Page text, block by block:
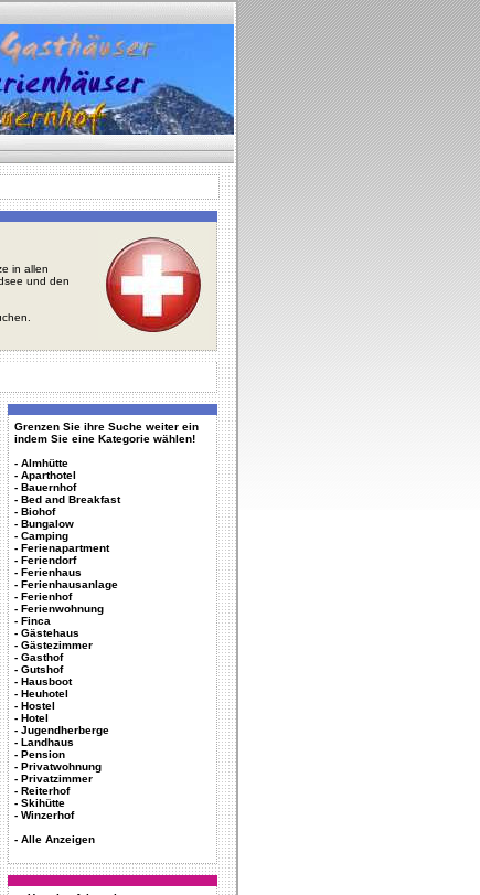
in allen
und den
Grenzen Sie ihre Suche weiter ein
indem Sie eine Kategorie wählen!
- Almhütte
- Aparthotel
- Bauernhof
- Bed and Breakfast
- Biohof
- Bungalow
- Camping
- Ferienapartment
- Feriendorf
- Ferienhaus
- Ferienhausanlage
- Ferienhof
- Ferienwohnung
- Finca
- Gästehaus
- Gästezimmer
- Gasthof
- Gutshof
- Hausboot
- Heuhotel
- Hostel
- Hotel
- Jugendherberge
- Landhaus
- Pension
- Privatwohnung
- Privatzimmer
- Reiterhof
- Skihütte
- Winzerhof
- Alle Anzeigen